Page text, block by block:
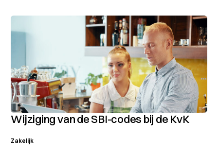
Wijziging van de SBI-codes bij de KvK
Zakelijk